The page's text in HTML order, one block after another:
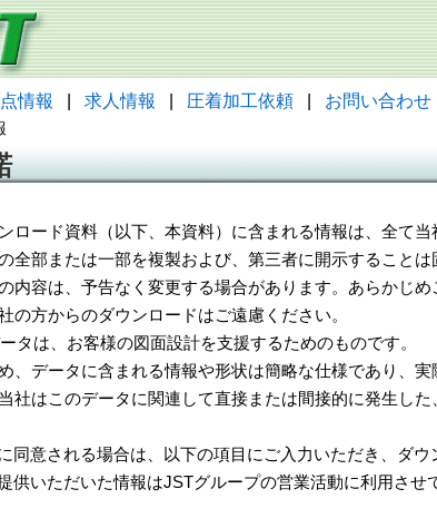
情報 求人情報 圧着加工依頼 お問い合わせ
ロード資料（以下、本資料）に含まれる情報は、全て当
全部または一部を複製および、第三者に開示することは
内容は、予告なく変更する場合があります。あらかじめ
の方からのダウンロードはご遠慮ください。
タは、お客様の図面設計を支援するためのものです。
、データに含まれる情報や形状は簡略な仕様であり、実
社はこのデータに関連して直接または間接的に発生した
同意される場合は、以下の項目にご入力いただき、ダウ
供いただいた情報はJSTグループの営業活動に利用させ